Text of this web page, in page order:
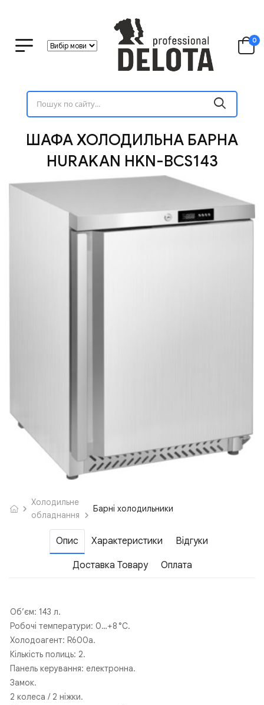
0
ШАФА ХОЛОДИЛЬНА БАРНА
HURAKAN HKN-BCS143
Холодильне
обладнання
Барні холодильники
Опис Характеристики Відгуки
Доставка Товару Оплата
Об’єм: 143 л.
Робочі температури: 0…+8 °C.
Холодоагент: R600a.
Кількість полиць: 2.
Панель керування: електронна.
Замок.
2 колеса / 2 ніжки.